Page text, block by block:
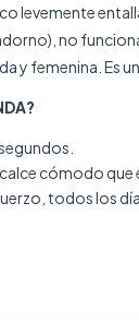
levemente
no
y femenina. Es
cómodo que
todos los